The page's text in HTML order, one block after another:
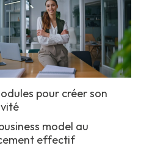
pour créer son
model au
effectif